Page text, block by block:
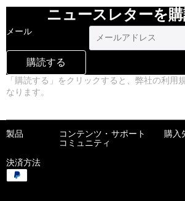
ニュースレターを
メール
購読する
「購読する」をクリックすると、弊社の利用
なります。
製品 コンテンツ・
コミュニティ
サポート 購入
決済方法